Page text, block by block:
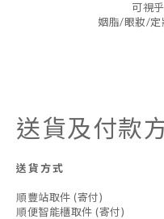
可視
姻脂/眼妝/
送貨及付款
送貨方式
順豐站取件 (寄付)
順便智能櫃取件 (寄付)